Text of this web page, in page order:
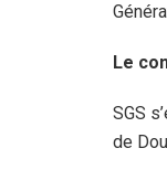
Le
SGS
de